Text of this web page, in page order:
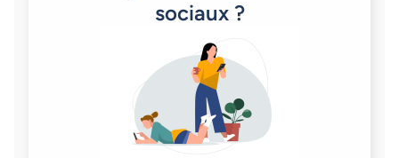
sociaux ?